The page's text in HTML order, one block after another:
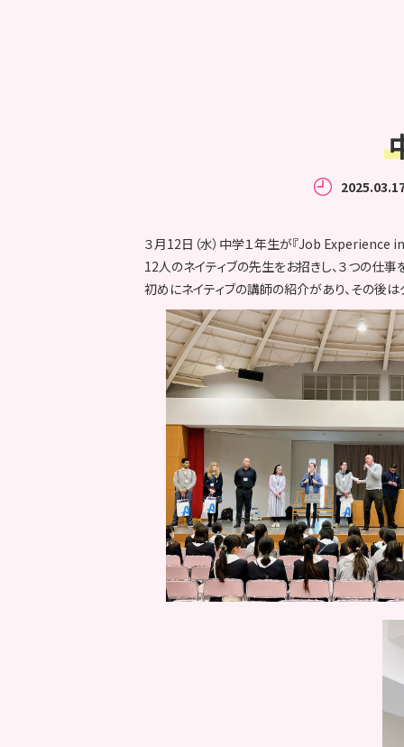
３月12日（水）中学１年生が『Job Experience
12人のネイティブの先生をお招きし、３つの仕
初めにネイティブの講師の紹介があり、その後